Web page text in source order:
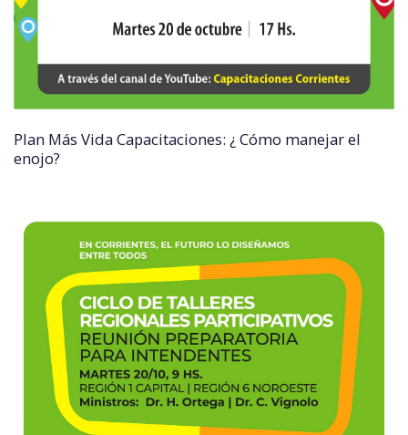
Plan Más Vida Capacitaciones: ¿ Cómo manejar el
enojo?